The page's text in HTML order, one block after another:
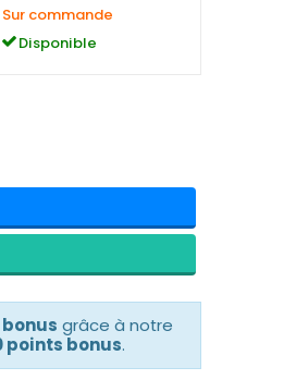
Sur commande
Disponible
grâce à notre
points bonus.